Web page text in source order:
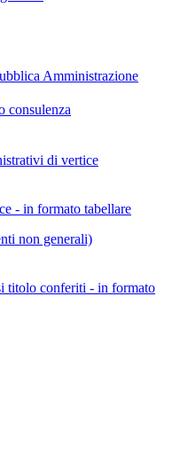
Amministrazione
consulenza
di vertice
- in formato tabellare
non generali)
titolo conferiti - in formato